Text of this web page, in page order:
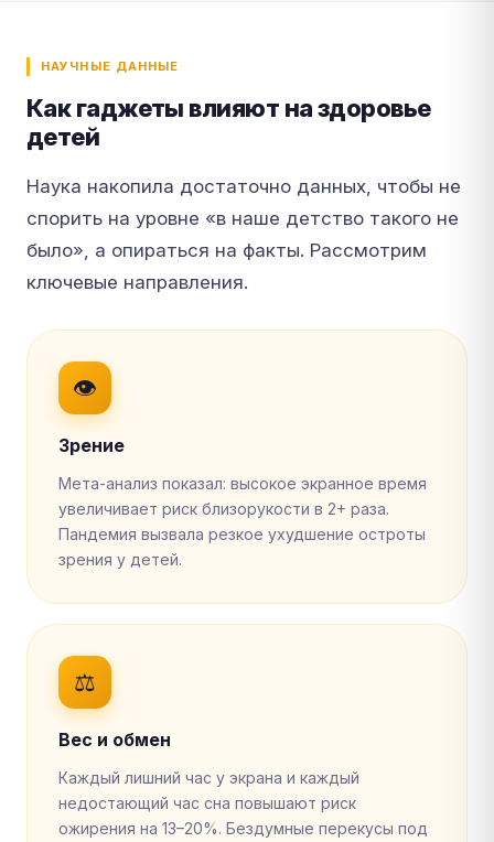
НАУЧНЫЕ ДАННЫЕ
Как гаджеты влияют на здоровье
детей
Наука накопила достаточно данных, чтобы не
спорить на уровне «в наше детство такого не
было», а опираться на факты. Рассмотрим
ключевые направления.
👁
Зрение
Мета-анализ показал: высокое экранное время
увеличивает риск близорукости в 2+ раза.
Пандемия вызвала резкое ухудшение остроты
зрения у детей.
⚖️
Вес и обмен
Каждый лишний час у экрана и каждый
недостающий час сна повышают риск
ожирения на 13–20%. Бездумные перекусы под